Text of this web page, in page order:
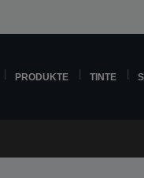
PRODUKTE TINTE